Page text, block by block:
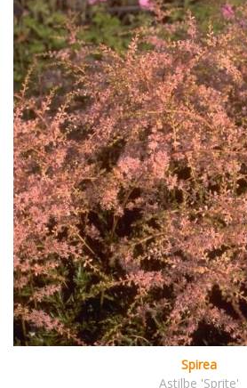
Spirea
Astilbe 'Sprite'